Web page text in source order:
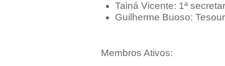
Tainá Vicente: 1ª
Guilherme Buoso:
Membros Ativos: